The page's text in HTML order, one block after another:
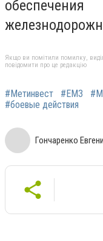
Якщо ви помітили помилку,
повідомити про це редакцію
#Метинвест #ЕМЗ
#боевые действия
Гончаренко